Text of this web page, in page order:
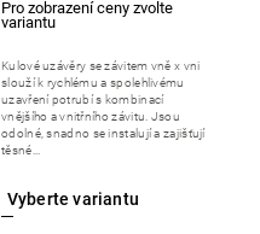
Kulové uzávěry se závitem vně x vni
slouží k rychlému a spolehlivému
uzavření potrubí s kombinací
vnějšího a vnitřního závitu. Jsou
odolné, snadno se instalují a zajišťují
těsné...